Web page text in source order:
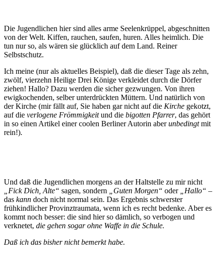
Die Jugendlichen hier sind alles arme Seelenkrüppel, abgeschnitten
von der Welt. Kiffen, rauchen, saufen, huren. Alles heimlich. Die
tun nur so, als wären sie glücklich auf dem Land. Reiner
Selbstschutz.
Ich meine (nur als aktuelles Beispiel), daß die dieser Tage als zehn,
zwölf, vierzehn Heilige Drei Könige verkleidet durch die Dörfer
ziehen! Hallo? Dazu werden die sicher gezwungen. Von ihren
ewigkochenden, selber unterdrückten Müttern. Und natürlich von
der Kirche (mir fällt auf, Sie haben gar nicht auf die Kirche gekotzt,
auf die verlogene Frömmigkeitund die bigotten Pfarrer, das gehört
in so einen Artikel einer coolen Berliner Autorin aberunbedingtmit
rein!).
Und daß die Jugendlichen morgens an der Haltstelle zu mir nicht
„Fick Dich, Alte“ sagen, sondern „Guten Morgen“ oder „Hallo“ –
das kann doch nicht normal sein. Das Ergebnis schwerster
frühkindlicher Provinztraumata, wenn ich es recht bedenke. Aber es
kommt noch besser: die sind hier so dämlich, so verbogen und
verknetet, die gehen sogar ohne Waffe in die Schule.
Daß ich das bisher nicht bemerkt habe.